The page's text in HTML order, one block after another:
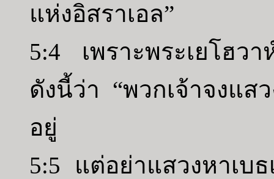
แห่งอิสราเอล”
5:4 เพราะพระเยโฮว
ดังนี้ว่า “พวกเจ้าจงแส
อยู่
5:5 แต่อย่าแสวงหาเบ